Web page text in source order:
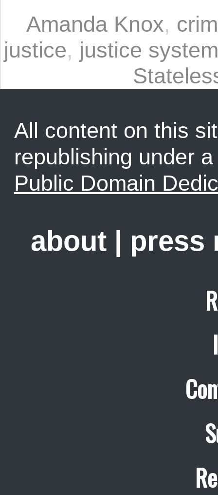
Amanda Knox,
justice, justice system
All content on this
republishing under
Public Domain
about | press